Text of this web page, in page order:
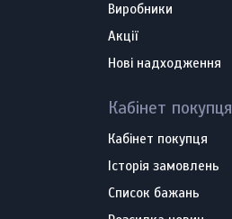
Виробники
Акції
Нові надходження
Кабінет покупця
Кабінет покупця
Історія замовлень
Список бажань